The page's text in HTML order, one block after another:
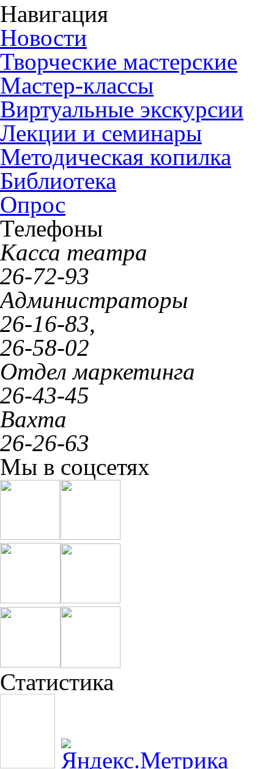
Навигация
Новости
Творческие мастерские
Мастер-классы
Виртуальные экскурсии
Лекции и семинары
Методическая копилка
Библиотека
Опрос
Телефоны
Касса театра
26-72-93
Администраторы
26-16-83,
26-58-02
Отдел маркетинга
26-43-45
Вахта
26-26-63
Мы в соцсетях
Статистика